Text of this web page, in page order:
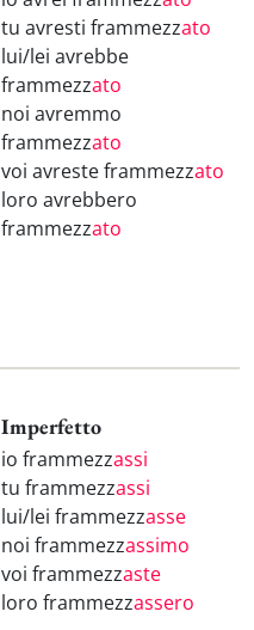
tu avresti frammezzato
lui/lei avrebbe
frammezzato
noi avremmo
frammezzato
voi avreste frammezzato
loro avrebbero
frammezzato
Imperfetto
io frammezzassi
tu frammezzassi
lui/lei frammezzasse
noi frammezzassimo
voi frammezzaste
loro frammezzassero